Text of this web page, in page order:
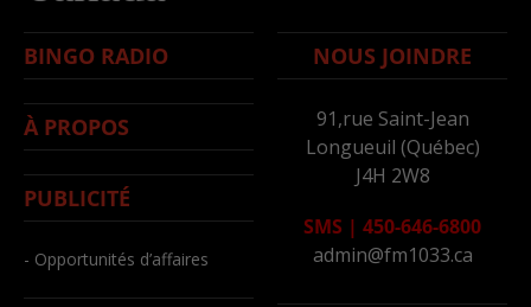
BINGO RADIO
À PROPOS
PUBLICITÉ
- Opportunités d’affaires
NOUS JOINDRE
91,rue Saint-Jean
Longueuil (Québec)
J4H 2W8
SMS | 450-646-6800
admin@fm1033.ca